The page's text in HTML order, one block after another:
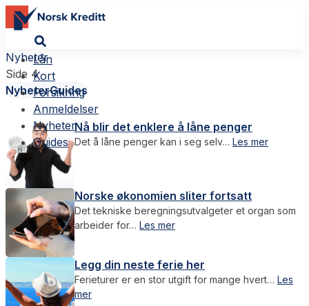
Lån
Kort
Forsikring
Anmeldelser
Nyheter
Guides
Nyheter
Side 4
NyheterGuides
Nå blir det enklere å låne penger
Det å låne penger kan i seg selv… Les mer
Norske økonomien sliter fortsatt
Det tekniske beregningsutvalgeter et organ som
arbeider for… Les mer
Legg din neste ferie her
Ferieturer er en stor utgift for mange hvert… Les
mer